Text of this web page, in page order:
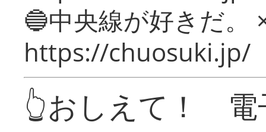
🔵中央線が好きだ。
https://chuosuki.jp/
👆おしえて！ 電